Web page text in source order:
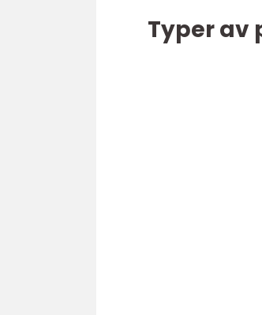
Typer av